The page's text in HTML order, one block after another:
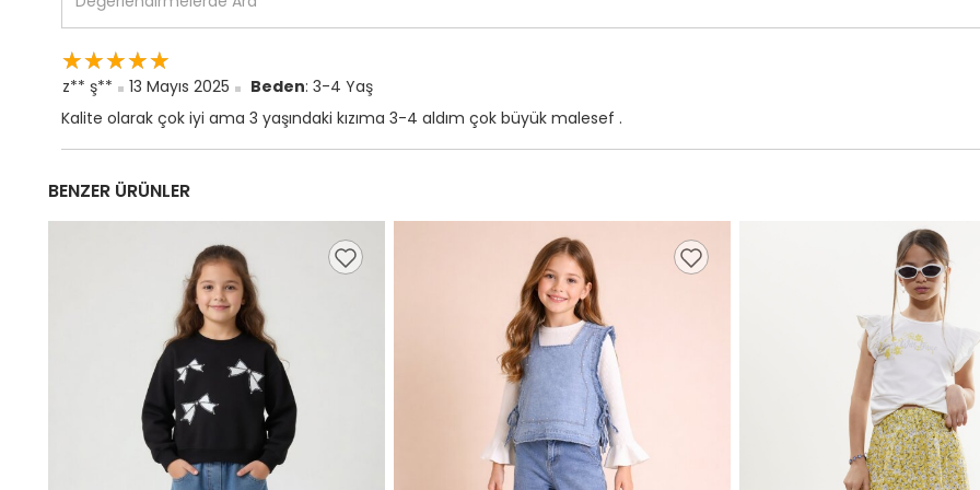
☆☆☆☆☆
★★★★★
z** ş** 13 Mayıs 2025 Beden: 3-4 Yaş
Kalite olarak çok iyi ama 3 yaşındaki kızıma 3-4 aldım çok büyük malesef .
BENZER ÜRÜNLER